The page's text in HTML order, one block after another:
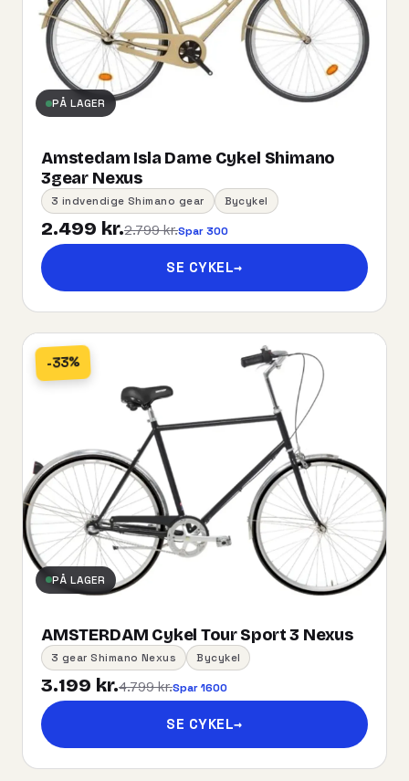
PÅ LAGER
Amstedam Isla Dame Cykel Shimano
3gear Nexus
3 indvendige Shimano gear Bycykel
2.499 kr.2.799 kr.Spar 300
SE CYKEL→
-33%
PÅ LAGER
AMSTERDAM Cykel Tour Sport 3 Nexus
3 gear Shimano Nexus Bycykel
3.199 kr.4.799 kr.Spar 1600
SE CYKEL→